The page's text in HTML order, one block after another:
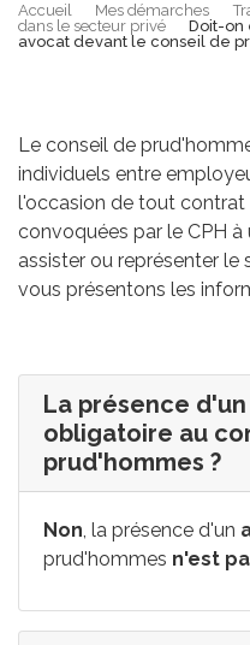
Accueil Mes démarches
dans le secteur privé
Doit-on
avocat devant le conseil de
Le conseil de
individuels entre
l'occasion de tout contrat
convoquées par le CPH à
assister ou représenter le
vous présentons les
La présence
obligatoire au
prud'hommes ?
Non, la présence d'un
prud'hommes n'est